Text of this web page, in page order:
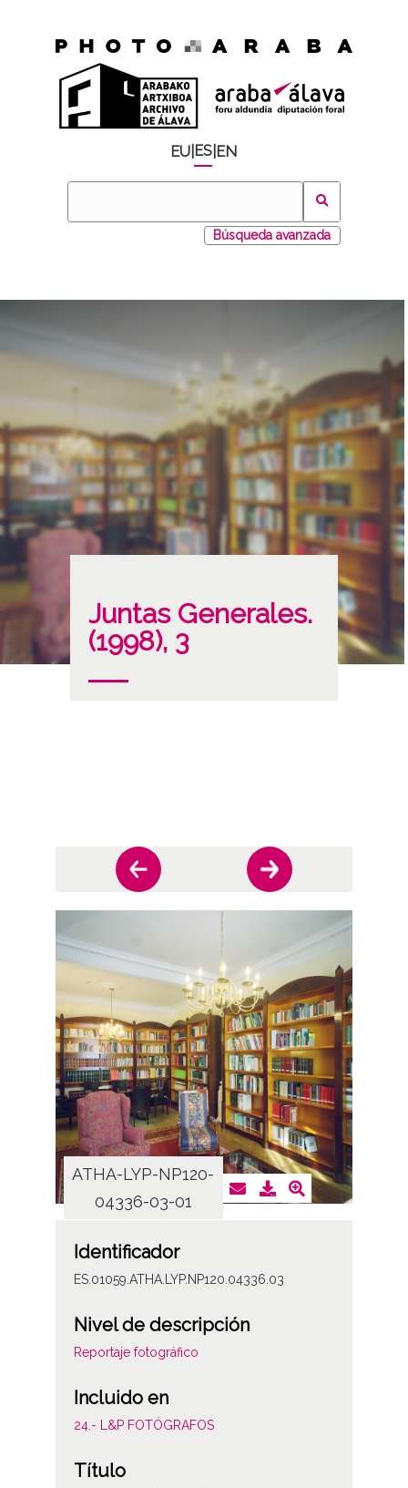
EU ES EN
Búsqueda avanzada
Juntas Generales.
(1998), 3
ATHA-LYP-NP120-
04336-03-01
Identificador
ES.01059.ATHA.LYP.NP120.04336.03
Nivel de descripción
Reportaje fotográfico
Incluido en
24.- L&P FOTÓGRAFOS
Título